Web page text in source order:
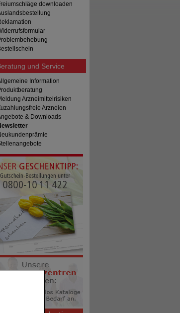
downloaden
und Service
Information
Arzneimittelrisiken
Arzneien
& Downloads